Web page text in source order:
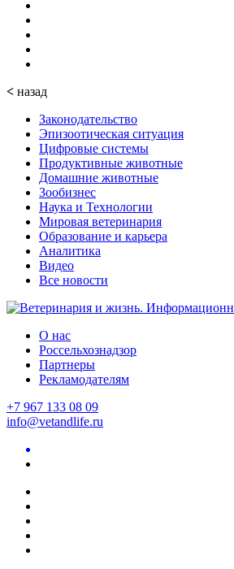
< назад
Законодательство
Эпизоотическая ситуация
Цифровые системы
Продуктивные животные
Домашние животные
Зообизнес
Наука и Технологии
Мировая ветеринария
Образование и карьера
Аналитика
Видео
Все новости
О нас
Россельхознадзор
Партнеры
Рекламодателям
+7 967 133 08 09
info@vetandlife.ru